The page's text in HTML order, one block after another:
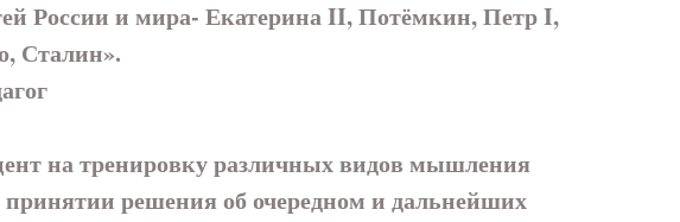
России и мира- Екатерина II, Потёмкин, Петр I,
Сталин».
на тренировку различных видов мышления
принятии решения об очередном и дальнейших